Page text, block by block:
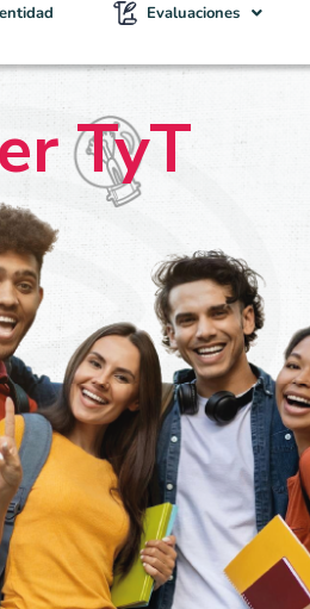
Evaluaciones
TyT